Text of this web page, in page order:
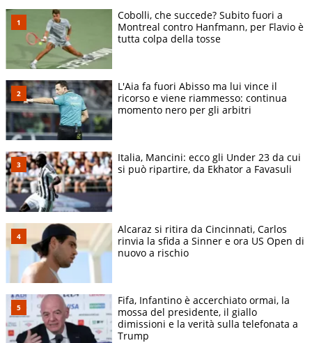
Cobolli, che succede? Subito fuori a
Montreal contro Hanfmann, per Flavio è
tutta colpa della tosse
L'Aia fa fuori Abisso ma lui vince il
ricorso e viene riammesso: continua
momento nero per gli arbitri
Italia, Mancini: ecco gli Under 23 da cui
si può ripartire, da Ekhator a Favasuli
Alcaraz si ritira da Cincinnati, Carlos
rinvia la sfida a Sinner e ora US Open di
nuovo a rischio
Fifa, Infantino è accerchiato ormai, la
mossa del presidente, il giallo
dimissioni e la verità sulla telefonata a
Trump